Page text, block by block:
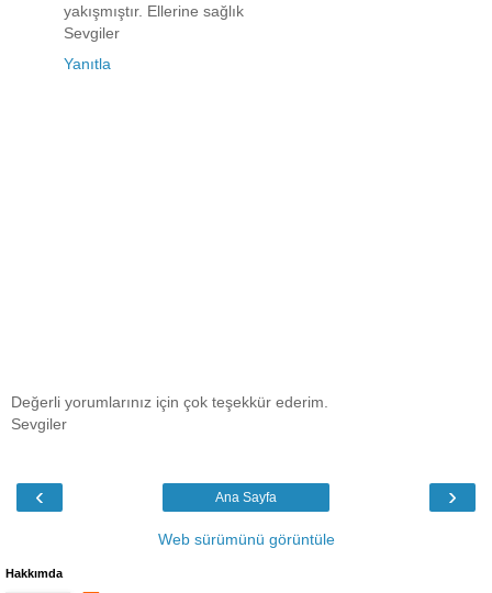
yakışmıştır. Ellerine sağlık
Sevgiler
Yanıtla
Değerli yorumlarınız için çok teşekkür ederim.
Sevgiler
‹ ›
Ana Sayfa
Web sürümünü görüntüle
Hakkımda